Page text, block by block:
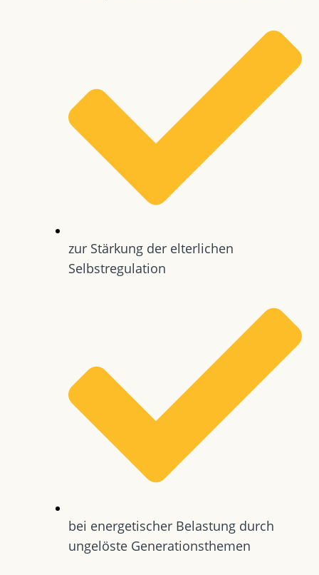
zur Stärkung der elterlichen
Selbstregulation
bei energetischer Belastung durch
ungelöste Generationsthemen